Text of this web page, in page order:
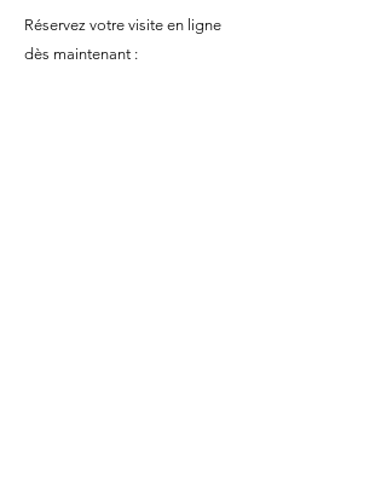
Réservez votre visite en ligne
dès maintenant :